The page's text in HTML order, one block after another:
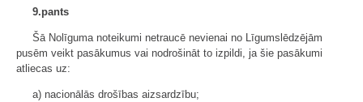
9.pants
Šā Nolīguma noteikumi netraucē nevienai no Līgumslēdzējām
pusēm veikt pasākumus vai nodrošināt to izpildi, ja šie pasākumi
atliecas uz:
a) nacionālās drošības aizsardzību;